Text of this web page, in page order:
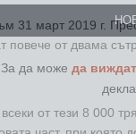
31 март 2019 г.
повече от двама
от тези 8 000
За да можеда